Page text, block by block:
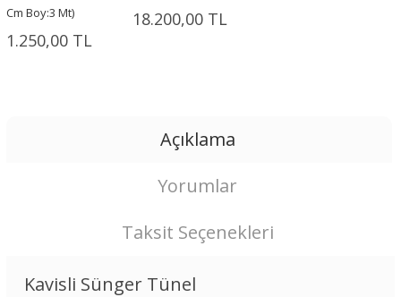
Cm Boy:3 Mt)
1.250,00 TL
18.200,00 TL
Açıklama
Yorumlar
Taksit Seçenekleri
Kavisli Sünger Tünel